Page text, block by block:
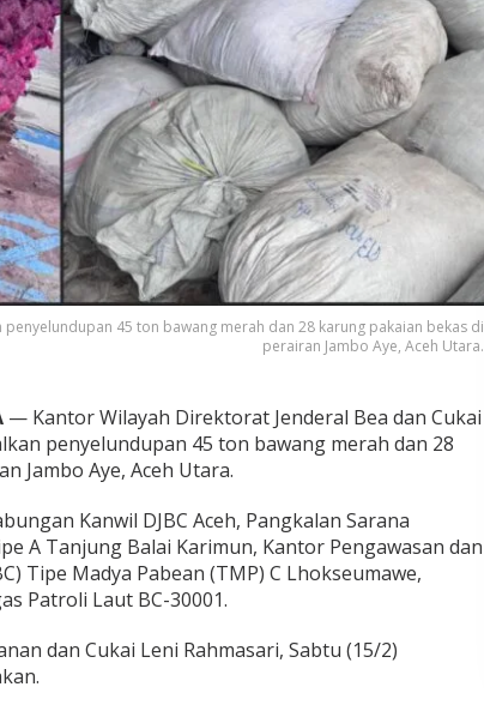
45 ton bawang merah dan 28 karung pakaian bekas di
perairan Jambo Aye, Aceh Utara.
— Kantor Wilayah Direktorat Jenderal Bea dan Cukai
penyelundupan 45 ton bawang merah dan 28
Jambo Aye, Aceh Utara.
Kanwil DJBC Aceh, Pangkalan Sarana
A Tanjung Balai Karimun, Kantor Pengawasan dan
Tipe Madya Pabean (TMP) C Lhokseumawe,
Patroli Laut BC-30001.
dan Cukai Leni Rahmasari, Sabtu (15/2)